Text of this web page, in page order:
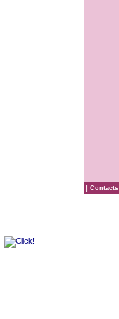
| Contacts